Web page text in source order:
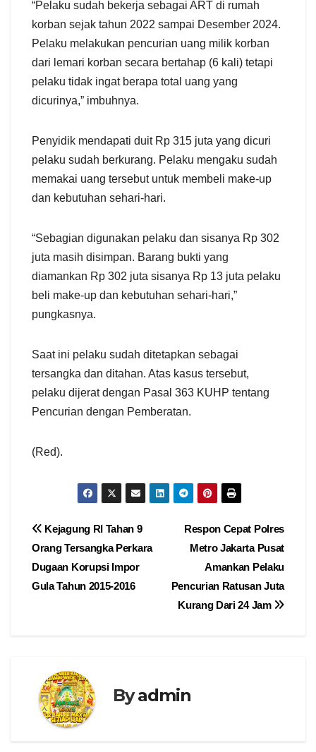
“Pelaku sudah bekerja sebagai ART di rumah
korban sejak tahun 2022 sampai Desember 2024.
Pelaku melakukan pencurian uang milik korban
dari lemari korban secara bertahap (6 kali) tetapi
pelaku tidak ingat berapa total uang yang
dicurinya,” imbuhnya.
Penyidik mendapati duit Rp 315 juta yang dicuri
pelaku sudah berkurang. Pelaku mengaku sudah
memakai uang tersebut untuk membeli make-up
dan kebutuhan sehari-hari.
“Sebagian digunakan pelaku dan sisanya Rp 302
juta masih disimpan. Barang bukti yang
diamankan Rp 302 juta sisanya Rp 13 juta pelaku
beli make-up dan kebutuhan sehari-hari,”
pungkasnya.
Saat ini pelaku sudah ditetapkan sebagai
tersangka dan ditahan. Atas kasus tersebut,
pelaku dijerat dengan Pasal 363 KUHP tentang
Pencurian dengan Pemberatan.
(Red).
Navigasi
pos
Respon Cepat Polres
Metro Jakarta Pusat
Amankan Pelaku
Pencurian Ratusan Juta
Kurang Dari 24 Jam
Kejagung RI Tahan 9
Orang Tersangka Perkara
Dugaan Korupsi Impor
Gula Tahun 2015-2016
Byadmin